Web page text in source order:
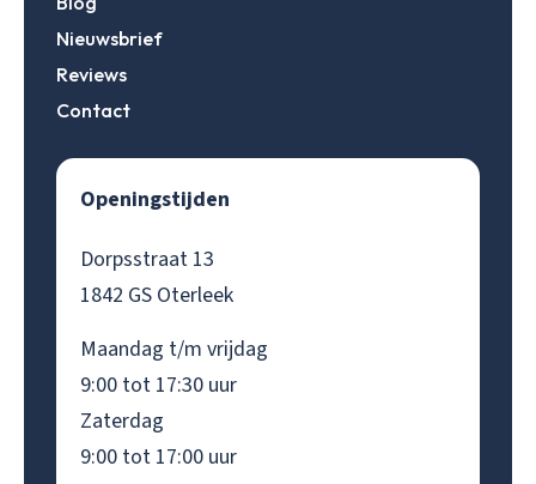
Nieuwsbrief
Reviews
Contact
Openingstijden
Dorpsstraat 13
1842 GS Oterleek
Maandag t/m vrijdag
9:00 tot 17:30 uur
Zaterdag
9:00 tot 17:00 uur